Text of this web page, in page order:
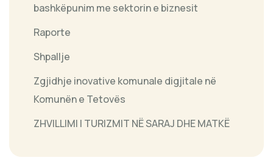
bashkëpunim me sektorin e biznesit
Raporte
Shpallje
Zgjidhje inovative komunale digjitale në
Komunën e Tetovës
ZHVILLIMI I TURIZMIT NË SARAJ DHE MATKË